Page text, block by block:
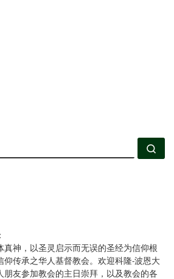
真神，以圣灵启示而无误的圣经为信仰根
仰传承之华人基督教会。欢迎科隆-波恩大
朋友参加教会的主日崇拜，以及教会的各